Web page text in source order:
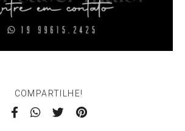
COMPARTILHE!